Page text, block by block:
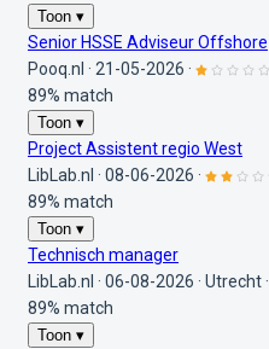
Toon ▾
Senior HSSE Adviseur Offshore
Pooq.nl · 21-05-2026 ·
89% match
Toon ▾
Project Assistent regio West
LibLab.nl · 08-06-2026 ·
89% match
Toon ▾
Technisch manager
LibLab.nl · 06-08-2026 · Utrecht ·
89% match
Toon ▾